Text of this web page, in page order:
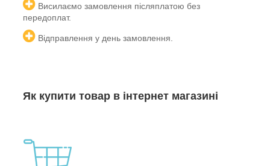
Висилаємо замовлення післяплатою без
передоплат.
Відправлення у день замовлення.
Як купити товар в інтернет магазині